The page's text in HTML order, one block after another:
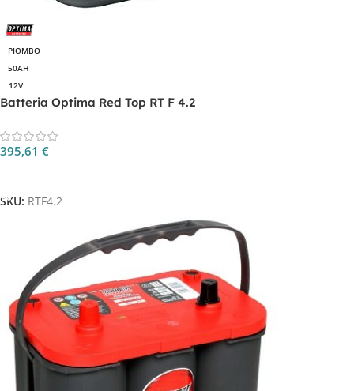
PIOMBO
50AH
12V
Batteria Optima Red Top RT F 4.2
395,61 €
SKU: RTF4.2